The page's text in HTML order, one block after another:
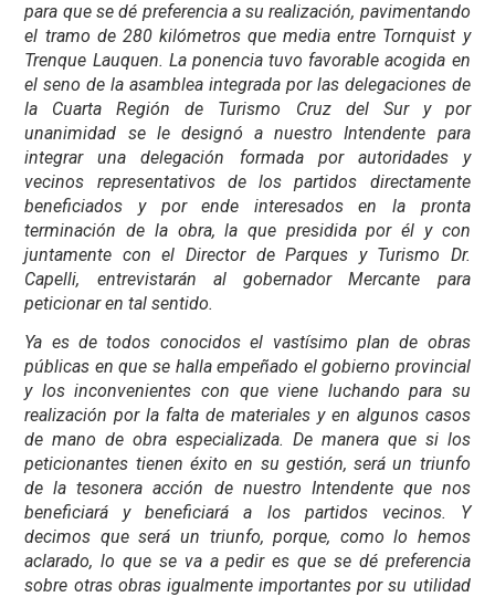
para que se dé preferencia a su realización, pavimentando
el tramo de 280 kilómetros que media entre Tornquist y
Trenque Lauquen. La ponencia tuvo favorable acogida en
el seno de la asamblea integrada por las delegaciones de
la Cuarta Región de Turismo Cruz del Sur y por
unanimidad se le designó a nuestro Intendente para
integrar una delegación formada por autoridades y
vecinos representativos de los partidos directamente
beneficiados y por ende interesados en la pronta
terminación de la obra, la que presidida por él y con
juntamente con el Director de Parques y Turismo Dr.
Capelli, entrevistarán al gobernador Mercante para
peticionar en tal sentido.
Ya es de todos conocidos el vastísimo plan de obras
públicas en que se halla empeñado el gobierno provincial
y los inconvenientes con que viene luchando para su
realización por la falta de materiales y en algunos casos
de mano de obra especializada. De manera que si los
peticionantes tienen éxito en su gestión, será un triunfo
de la tesonera acción de nuestro Intendente que nos
beneficiará y beneficiará a los partidos vecinos. Y
decimos que será un triunfo, porque, como lo hemos
aclarado, lo que se va a pedir es que se dé preferencia
sobre otras obras igualmente importantes por su utilidad